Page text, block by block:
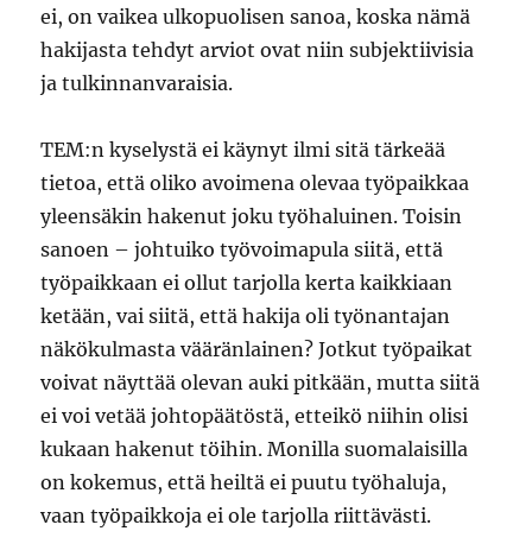
ei, on vaikea ulkopuolisen sanoa, koska nämä
hakijasta tehdyt arviot ovat niin subjektiivisia
ja tulkinnanvaraisia.
TEM:n kyselystä ei käynyt ilmi sitä tärkeää
tietoa, että oliko avoimena olevaa työpaikkaa
yleensäkin hakenut joku työhaluinen. Toisin
sanoen – johtuiko työvoimapula siitä, että
työpaikkaan ei ollut tarjolla kerta kaikkiaan
ketään, vai siitä, että hakija oli työnantajan
näkökulmasta vääränlainen? Jotkut työpaikat
voivat näyttää olevan auki pitkään, mutta siitä
ei voi vetää johtopäätöstä, etteikö niihin olisi
kukaan hakenut töihin. Monilla suomalaisilla
on kokemus, että heiltä ei puutu työhaluja,
vaan työpaikkoja ei ole tarjolla riittävästi.